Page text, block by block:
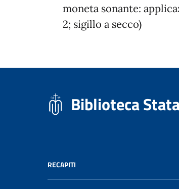
moneta sonante:
2; sigillo a secco)
Biblioteca
RECAPITI